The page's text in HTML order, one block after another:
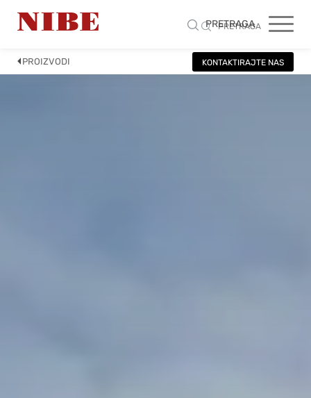
PRETRAGA
PRETRAGA
PROIZVODI KONTAKTIRAJTE NAS